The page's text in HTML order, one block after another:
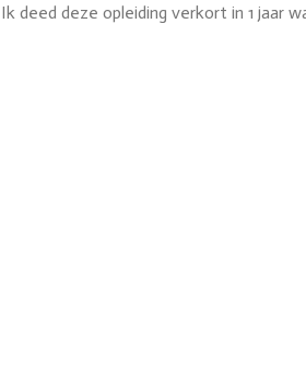
Ik deed deze opleiding verkort in 1 jaar